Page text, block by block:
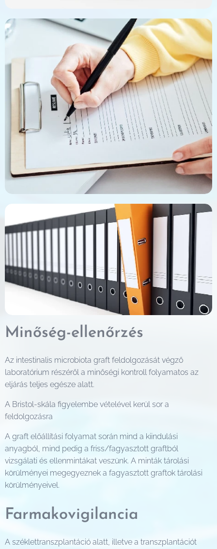
Minőség-ellenőrzés
Az intestinalis microbiota graft feldolgozását végző
laboratórium részéről a minőségi kontroll folyamatos az
eljárás teljes egésze alatt.
A Bristol-skála figyelembe vételével kerül sor a
feldolgozásra
A graft előállítási folyamat során mind a kiindulási
anyagból, mind pedig a friss/fagyasztott graftból
vizsgálati és ellenmintákat veszünk. A minták tárolási
körülményei megegyeznek a fagyasztott graftok tárolási
körülményeivel.
Farmakovigilancia
A széklettranszplantáció alatt, illetve a transzplantációt